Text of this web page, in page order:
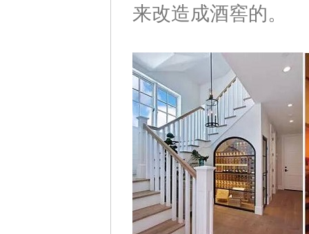
来改造成酒窖的。